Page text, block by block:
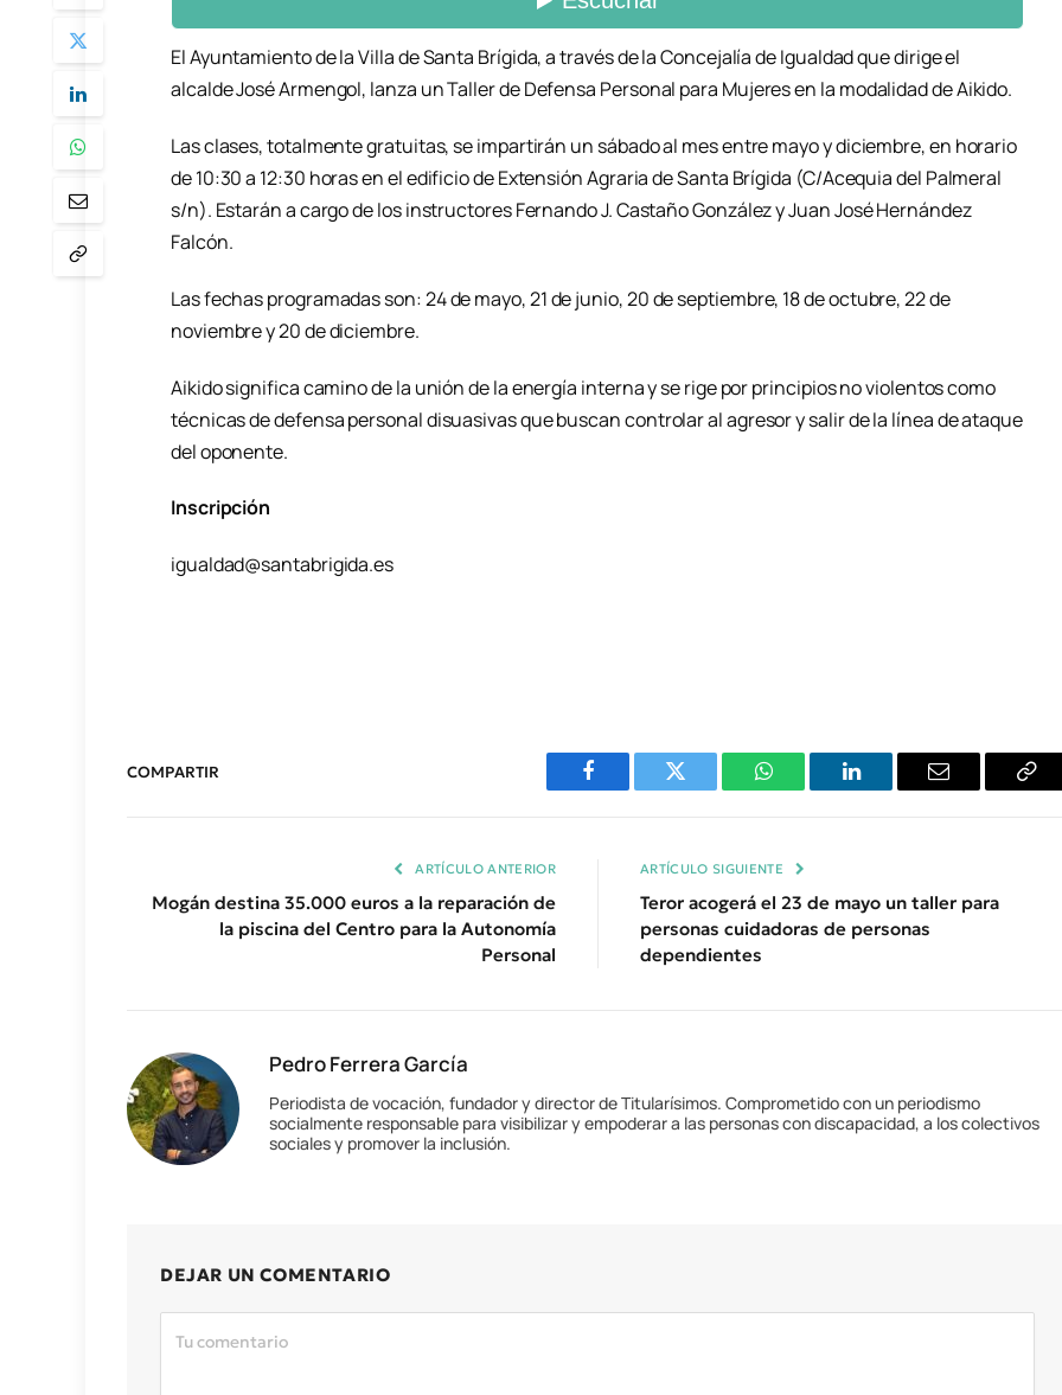
El Ayuntamiento de la Villa de Santa Brígida, a través de la Concejalía de Igualdad que dirige el
alcalde José Armengol, lanza un Taller de Defensa Personal para Mujeres en la modalidad de Aikido.
Las clases, totalmente gratuitas, se impartirán un sábado al mes entre mayo y diciembre, en horario
de 10:30 a 12:30 horas en el edificio de Extensión Agraria de Santa Brígida (C/Acequia del Palmeral
s/n). Estarán a cargo de los instructores Fernando J. Castaño González y Juan José Hernández
Falcón.
Las fechas programadas son: 24 de mayo, 21 de junio, 20 de septiembre, 18 de octubre, 22 de
noviembre y 20 de diciembre.
Aikido significa camino de la unión de la energía interna y se rige por principios no violentos como
técnicas de defensa personal disuasivas que buscan controlar al agresor y salir de la línea de ataque
del oponente.
Inscripción
igualdad@santabrigida.es
COMPARTIR
Facebook Twitter WhatsAppLinkedIn Email
ARTÍCULO ANTERIOR
Mogán destina 35.000 euros a la reparación de
la piscina del Centro para la Autonomía
Personal
ARTÍCULO SIGUIENTE
Teror acogerá el 23 de mayo un taller para
personas cuidadoras de personas
dependientes
Pedro Ferrera García
Periodista de vocación, fundador y director de Titularísimos. Comprometido con un periodismo
socialmente responsable para visibilizar y empoderar a las personas con discapacidad, a los colectivos
sociales y promover la inclusión.
DEJAR UN COMENTARIO